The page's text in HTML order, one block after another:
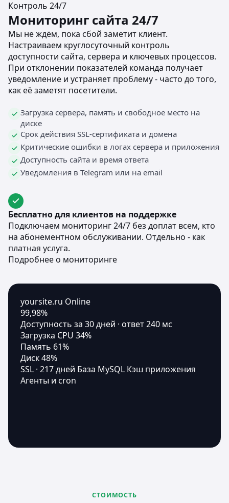
Контроль 24/7
Мониторинг сайта 24/7
Мы не ждём, пока сбой заметит клиент.
Настраиваем круглосуточный контроль
доступности сайта, сервера и ключевых процессов.
При отклонении показателей команда получает
уведомление и устраняет проблему - часто до того,
как её заметят посетители.
Загрузка сервера, память и свободное место на
диске
Срок действия SSL-сертификата и домена
Критические ошибки в логах сервера и приложения
Доступность сайта и время ответа
Уведомления в Telegram или на email
Бесплатно для клиентов на поддержке
Подключаем мониторинг 24/7 без доплат всем, кто
на абонементном обслуживании. Отдельно - как
платная услуга.
Подробнее о мониторинге
yoursite.ru Online
99,98%
Доступность за 30 дней · ответ 240 мс
Загрузка CPU 34%
Память 61%
Диск48%
SSL · 217 дней База MySQL Кэш приложения
Агенты и cron
СТОИМОСТЬ